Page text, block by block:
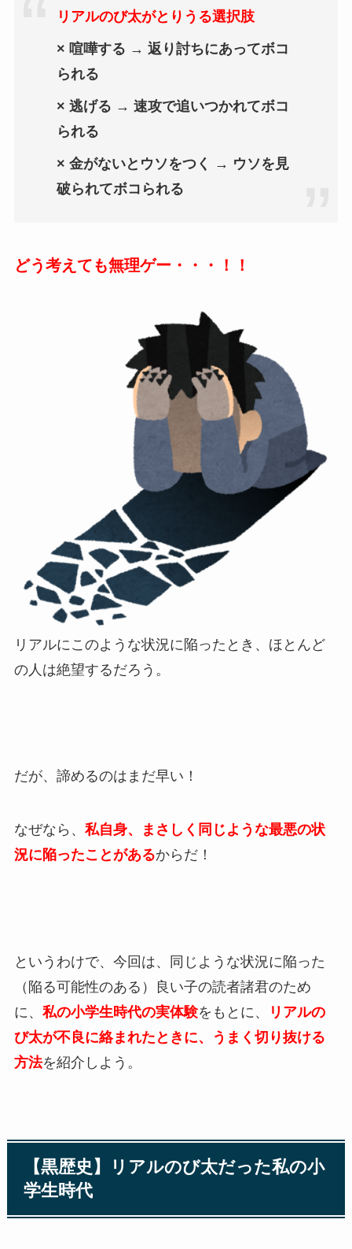
リアルのび太がとりうる選択肢
× 喧嘩する → 返り討ちにあってボコ
られる
× 逃げる → 速攻で追いつかれてボコ
られる
× 金がないとウソをつく
→ ウソを見
破られてボコられる
どう考えても無理ゲー・・・！！
リアルにこのような状況に陥ったとき、ほとんど
の人は絶望するだろう。
だが、諦めるのはまだ早い！
なぜなら、 私自身、まさしく同じような最悪の状
況に陥ったことがあるからだ！
というわけで、今回は、同じような状況に陥った
（陥る可能性のある）良い子の読者諸君のため
に、 私の小学生時代の実体験をもとに、
リアルの
び太が不良に絡まれたときに、うまく切り抜ける
方法を紹介しよう。
【黒歴史】リアルのび太だった私の小
学生時代